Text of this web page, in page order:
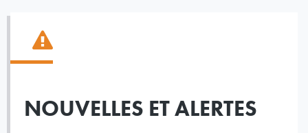
NOUVELLES ET ALERTES